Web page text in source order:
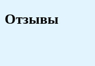
Отзывы